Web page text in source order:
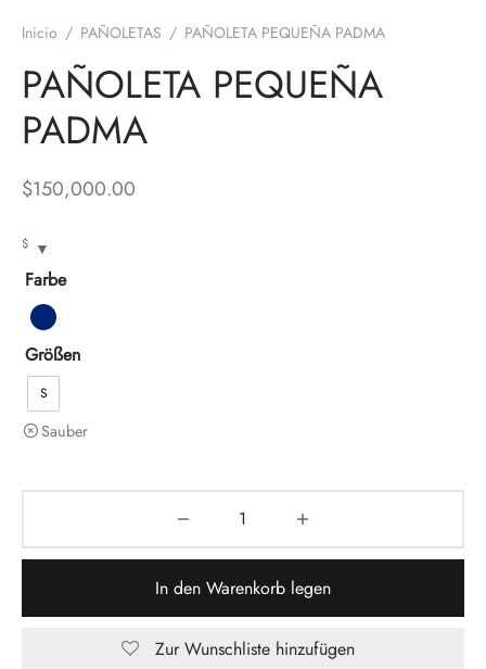
Inicio / PAÑOLETAS / PAÑOLETA PEQUEÑA PADMA
PAÑOLETA PEQUEÑA
PADMA
$150,000.00
$
Farbe
Größen
S
Sauber
In den Warenkorb legen
Zur Wunschliste hinzufügen